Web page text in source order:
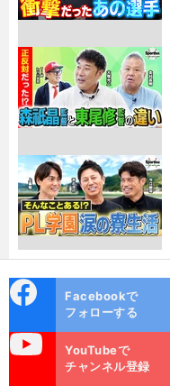
ok
Facebookで
フォローする
YouTubeで
チャンネル登録